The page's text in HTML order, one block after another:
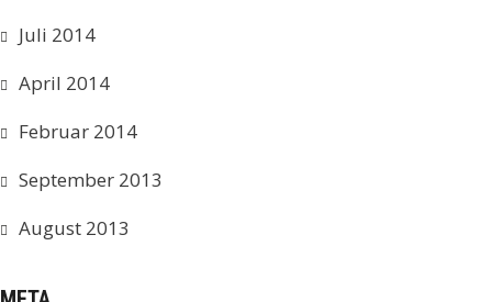
Juli 2014
April 2014
Februar 2014
September 2013
August 2013